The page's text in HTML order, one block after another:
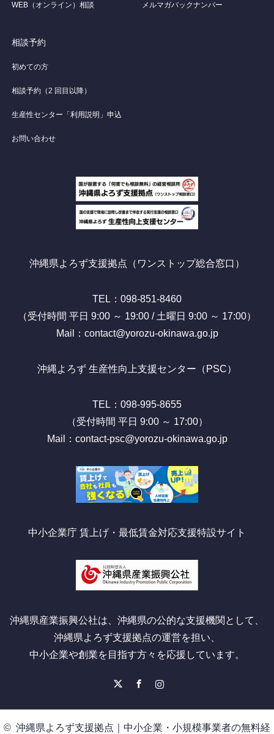
WEB（オンライン）相談 メルマガバックナンバー
相談予約
初めての方
相談予約（2 回目以降）
生産性センター「利用説明」申込
お問い合わせ
沖縄県よろず支援拠点（ワンストップ総合窓口）
TEL：098-851-8460
（受付時間 平日 9:00 ～ 19:00 / 土曜日 9:00 ～ 17:00）
Mail：contact@yorozu-okinawa.go.jp
沖縄よろず 生産性向上支援センター（PSC）
TEL：098-995-8655
（受付時間 平日 9:00 ～ 17:00）
Mail：contact-psc@yorozu-okinawa.go.jp
中小企業庁 賃上げ・最低賃金対応支援特設サイト
沖縄県産業振興公社は、沖縄県の公的な支援機関として、
沖縄県よろず支援拠点の運営を担い、
中小企業や創業を目指す方々を応援しています。
© 沖縄県よろず支援拠点｜中小企業・小規模事業者の無料経